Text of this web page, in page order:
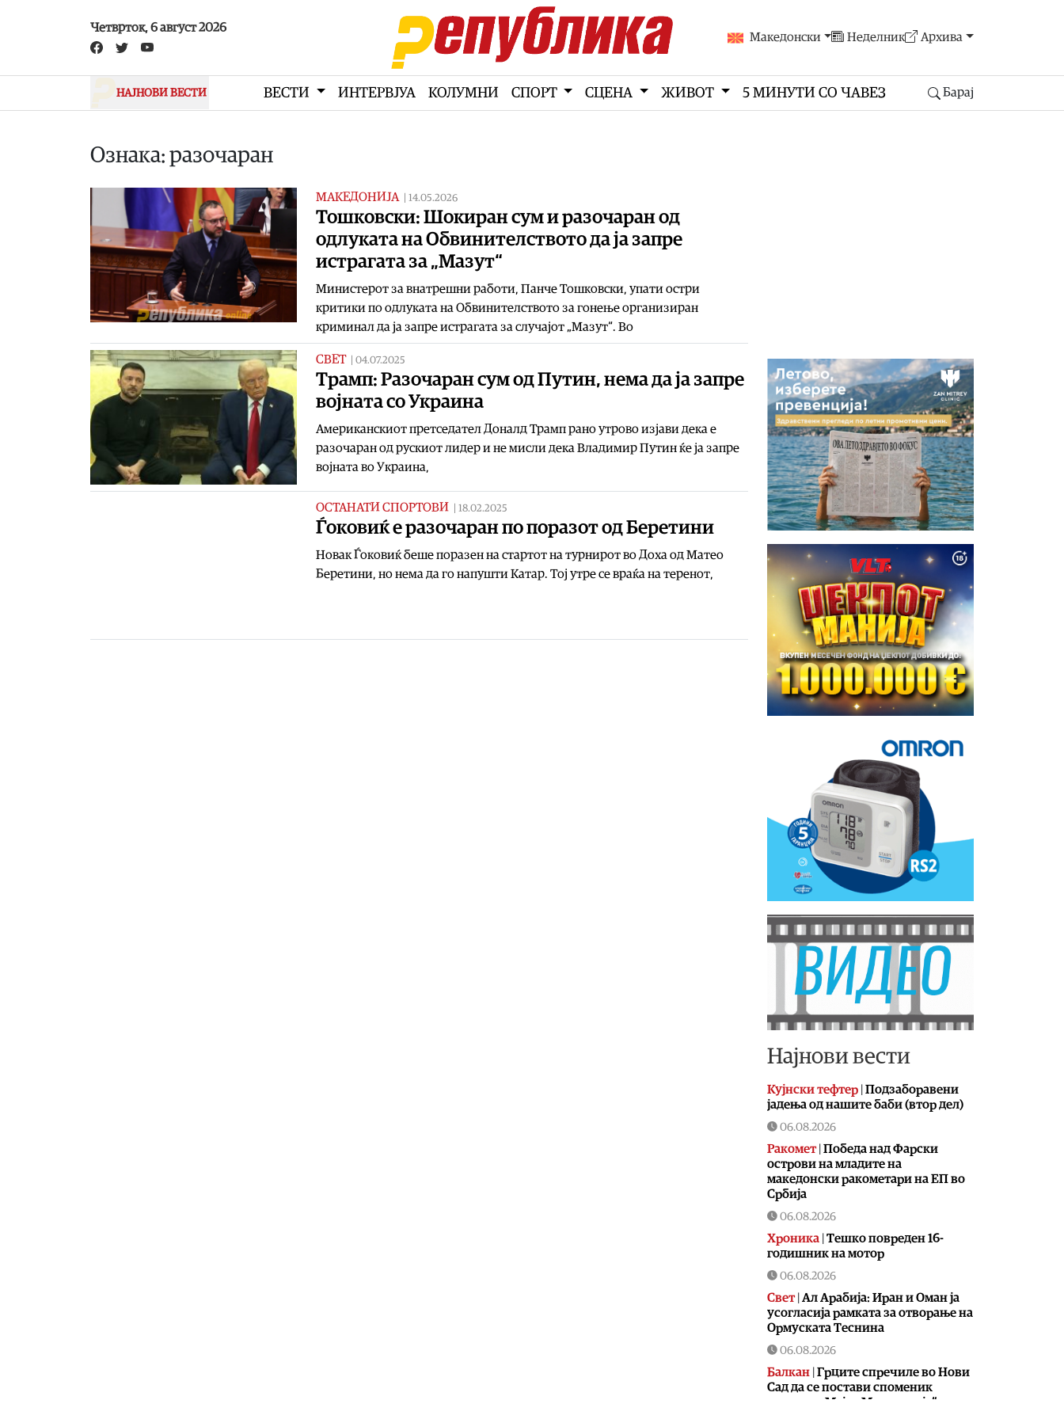
Четврток, 6 август 2026
Македонски Неделник Архива
НАЈНОВИ ВЕСТИ ВЕСТИ ИНТЕРВЈУА КОЛУМНИ СПОРТ СЦЕНА ЖИВОТ 5 МИНУТИ СО ЧАВЕЗ Барај
Ознака: разочаран
МАКЕДОНИЈА | 14.05.2026
Тошковски: Шокиран сум и разочаран од
одлуката на Обвинителството да ја запре
истрагата за „Мазут“
Министерот за внатрешни работи, Панче Тошковски, упати остри
критики по одлуката на Обвинителството за гонење организиран
криминал да ја запре истрагата за случајот „Мазут“. Во
СВЕТ | 04.07.2025
Трамп: Разочаран сум од Путин, нема да ја запре
војната со Украина
Американскиот претседател Доналд Трамп рано утрово изјави дека е
разочаран од рускиот лидер и не мисли дека Владимир Путин ќе ја запре
војната во Украина,
ОСТАНАТИ СПОРТОВИ | 18.02.2025
Ѓоковиќ е разочаран по поразот од Беретини
Новак Ѓоковиќ беше поразен на стартот на турнирот во Доха од Матео
Беретини, но нема да го напушти Катар. Тој утре се враќа на теренот,
Најнови вести
Кујнски тефтер | Подзаборавени
јадења од нашите баби (втор дел)
06.08.2026
Ракомет| Победа над Фарски
острови на младите на
македонски ракометари на ЕП во
Србија
06.08.2026
Хроника | Тешко повреден 16-
годишник на мотор
06.08.2026
Свет| Ал Арабија: Иран и Оман ја
усогласија рамката за отворање на
Ормуската Теснина
06.08.2026
Балкан | Грците спречиле во Нови
Сад да се постави споменик
наречен „Мајка Македонија“